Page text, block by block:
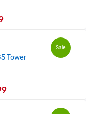
Sale
Tower